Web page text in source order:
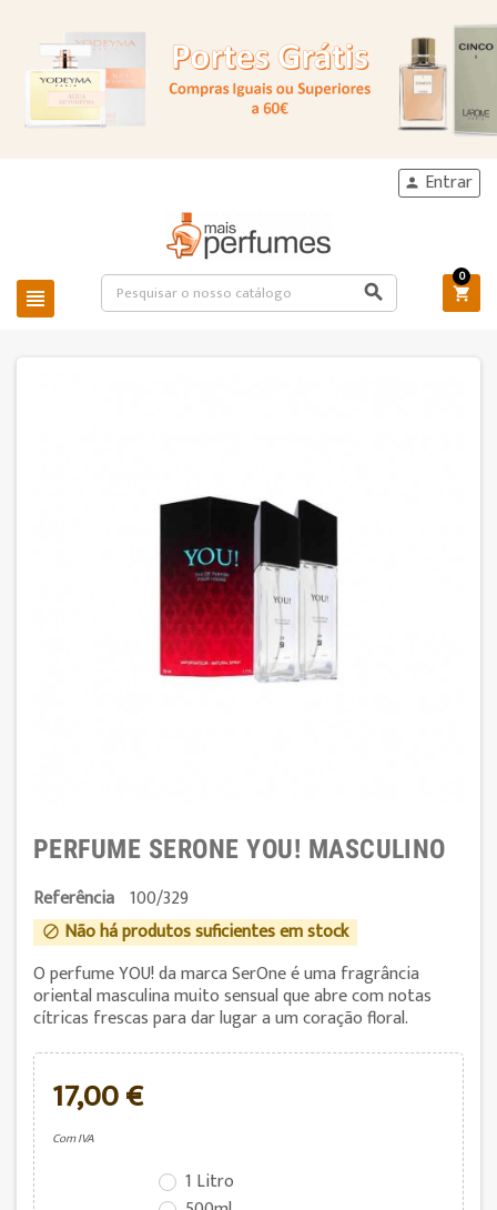
 
 Entrar

0
PERFUME SERONE YOU! MASCULINO
Referência 100/329
 Não há produtos suficientes em stock
O perfume YOU! da marca SerOne é uma fragrância
oriental masculina muito sensual que abre com notas
cítricas frescas para dar lugar a um coração floral.
17,00 €
Com IVA
1 Litro